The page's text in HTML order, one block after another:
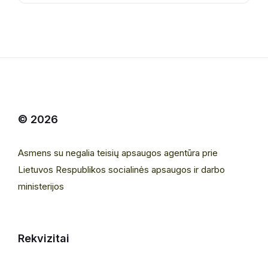
© 2026
Asmens su negalia teisių apsaugos agentūra prie
Lietuvos Respublikos socialinės apsaugos ir darbo
ministerijos
Rekvizitai